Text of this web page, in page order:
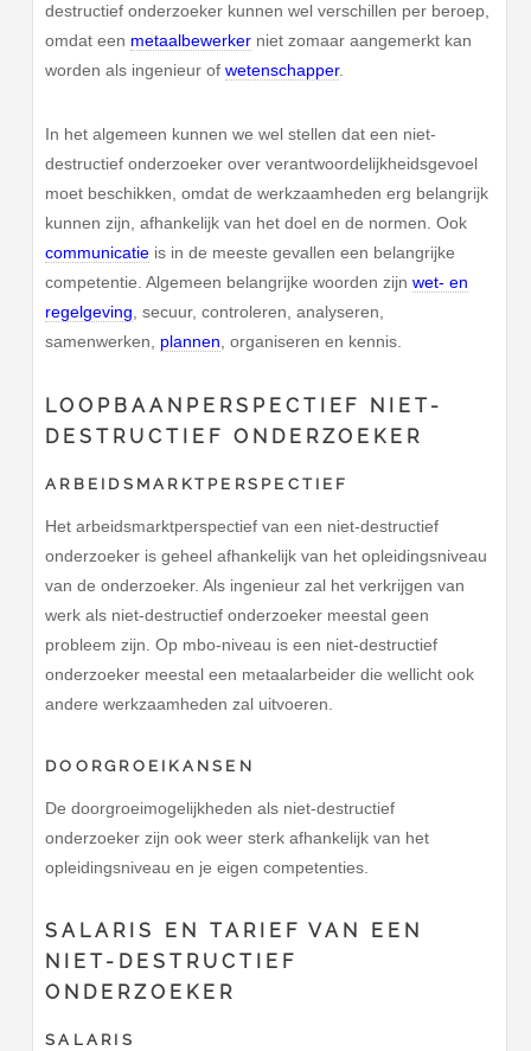
destructief onderzoeker kunnen wel verschillen per beroep,
omdat een metaalbewerker niet zomaar aangemerkt kan
worden als ingenieur ofwetenschapper.
In het algemeen kunnen we wel stellen dat een niet-
destructief onderzoeker over verantwoordelijkheidsgevoel
moet beschikken, omdat de werkzaamheden erg belangrijk
kunnen zijn, afhankelijk van het doel en de normen. Ook
communicatie is in de meeste gevallen een belangrijke
competentie. Algemeen belangrijke woorden zijnwet- en
regelgeving, secuur, controleren, analyseren,
samenwerken, plannen, organiseren en kennis.
LOOPBAANPERSPECTIEF NIET-
DESTRUCTIEF ONDERZOEKER
ARBEIDSMARKTPERSPECTIEF
Het arbeidsmarktperspectief van een niet-destructief
onderzoeker is geheel afhankelijk van het opleidingsniveau
van de onderzoeker. Als ingenieur zal het verkrijgen van
werk als niet-destructief onderzoeker meestal geen
probleem zijn. Op mbo-niveau is een niet-destructief
onderzoeker meestal een metaalarbeider die wellicht ook
andere werkzaamheden zal uitvoeren.
DOORGROEIKANSEN
De doorgroeimogelijkheden als niet-destructief
onderzoeker zijn ook weer sterk afhankelijk van het
opleidingsniveau en je eigen competenties.
SALARIS EN TARIEF VAN EEN
NIET-DESTRUCTIEF
ONDERZOEKER
SALARIS